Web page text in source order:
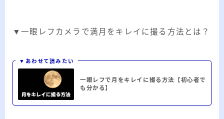
▼一眼レフカメラで満月をキレイに撮る方法とは？
▼あわせて読みたい
一眼レフで月をキレイに撮る方法【初心者で
も分かる】